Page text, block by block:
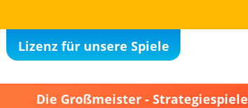
Lizenz für unsere Spiele
Die Großmeister - Strategiespiele